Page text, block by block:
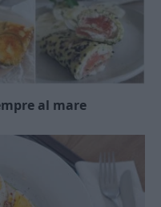
al mare